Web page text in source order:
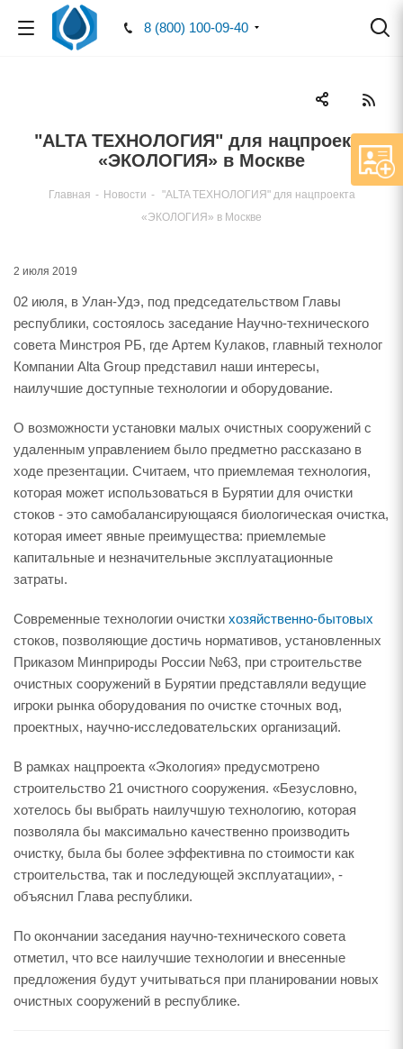
8 (800) 100-09-40
"ALTA ТЕХНОЛОГИЯ" для нацпроекта
«ЭКОЛОГИЯ» в Москве
Главная - Новости -
"ALTA ТЕХНОЛОГИЯ" для нацпроекта
«ЭКОЛОГИЯ» в Москве
2 июля 2019
02 июля, в Улан-Удэ, под председательством Главы
республики, состоялось заседание Научно-технического
совета Минстроя РБ, где Артем Кулаков, главный технолог
Компании Alta Group представил наши интересы,
наилучшие доступные технологии и оборудование.
О возможности установки малых очистных сооружений с
удаленным управлением было предметно рассказано в
ходе презентации. Считаем, что приемлемая технология,
которая может использоваться в Бурятии для очистки
стоков - это самобалансирующаяся биологическая очистка,
которая имеет явные преимущества: приемлемые
капитальные и незначительные эксплуатационные
затраты.
Современные технологии очистки хозяйственно-бытовых
стоков, позволяющие достичь нормативов, установленных
Приказом Минприроды России №63, при строительстве
очистных сооружений в Бурятии представляли ведущие
игроки рынка оборудования по очистке сточных вод,
проектных, научно-исследовательских организаций.
В рамках нацпроекта «Экология» предусмотрено
строительство 21 очистного сооружения. «Безусловно,
хотелось бы выбрать наилучшую технологию, которая
позволяла бы максимально качественно производить
очистку, была бы более эффективна по стоимости как
строительства, так и последующей эксплуатации», -
объяснил Глава республики.
По окончании заседания научно-технического совета
отметил, что все наилучшие технологии и внесенные
предложения будут учитываться при планировании новых
очистных сооружений в республике.